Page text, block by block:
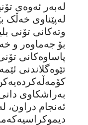
لەبەر ئەوەی
لەپێناوی خەڵک
وتەکانی تۆنی
بۆ جەماوەر و
پاساوەکانی
تێوەگلاندنی
بەراشکاوی
ئەنجام دراون،